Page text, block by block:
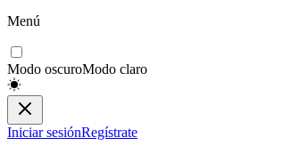
Menú
Modo oscuroModo claro
Iniciar sesiónRegístrate